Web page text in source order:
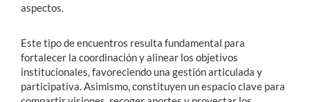
aspectos.
Este tipo de encuentros resulta fundamental para
fortalecer la coordinación y alinear los objetivos
institucionales, favoreciendo una gestión articulada y
participativa. Asimismo, constituyen un espacio clave para